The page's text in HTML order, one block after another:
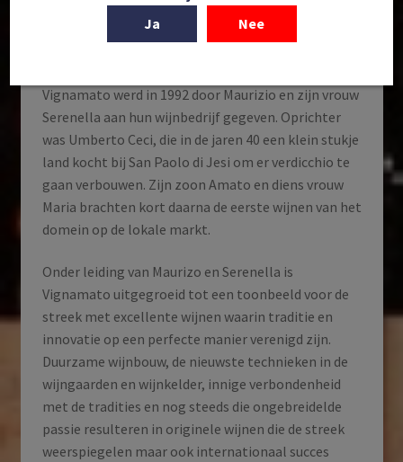
vader van eigenaar Maurizio Ceci.
Vignamato werd in 1992 door Maurizio en zijn vrouw
Serenella aan hun wijnbedrijf gegeven. Oprichter
was Umberto Ceci, die in de jaren 40 een klein stukje
land kocht bij San Paolo di Jesi om er verdicchio te
gaan verbouwen. Zijn zoon Amato en diens vrouw
Maria brachten kort daarna de eerste wijnen van het
domein op de lokale markt.
Onder leiding van Maurizo en Serenella is
Vignamato uitgegroeid tot een toonbeeld voor de
streek met excellente wijnen waarin traditie en
innovatie op een perfecte manier verenigd zijn.
Duurzame wijnbouw, de nieuwste technieken in de
wijngaarden en wijnkelder, innige verbondenheid
met de tradities en nog steeds die ongebreidelde
passie resulteren in originele wijnen die de streek
weerspiegelen maar ook internationaal succes
Ja
Nee